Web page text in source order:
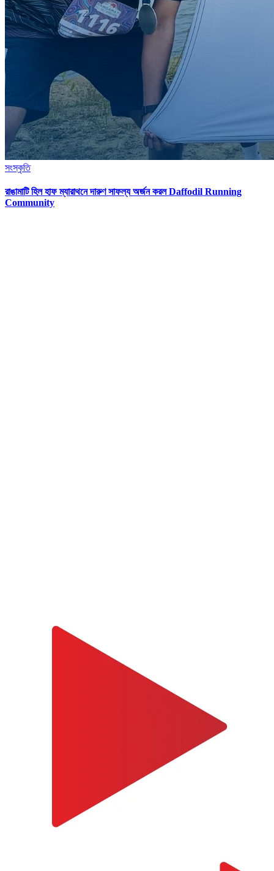
সংস্কৃতি
রাঙামাটি হিল হাফ ম্যারাথনে দারুণ সাফল্য অর্জন করল Daffodil Running
Community